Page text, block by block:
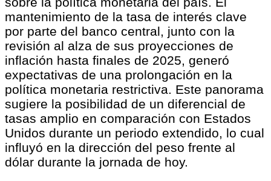
mantenimiento de la tasa de interés clave
por parte del banco central, junto con la
revisión al alza de sus proyecciones de
inflación hasta finales de 2025, generó
expectativas de una prolongación en la
política monetaria restrictiva. Este panorama
sugiere la posibilidad de un diferencial de
tasas amplio en comparación con Estados
Unidos durante un periodo extendido, lo cual
influyó en la dirección del peso frente al
dólar durante la jornada de hoy.